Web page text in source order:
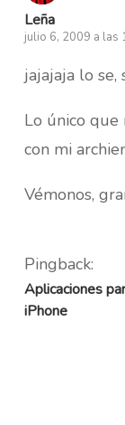
Leña
julio 6, 2009 a las
jajajaja lo se,
Lo único que
con mi
Vémonos,
Pingback:
Aplicaciones
iPhone